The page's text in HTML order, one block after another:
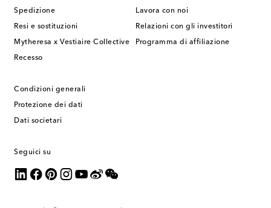
Spedizione
Resi e sostituzioni
Mytheresa x Vestiaire Collective
Recesso
Lavora con noi
Relazioni con gli investitori
Programma di affiliazione
Condizioni generali
Protezione dei dati
Dati societari
Seguici su